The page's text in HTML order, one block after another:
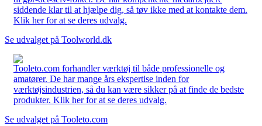
siddende klar til at hjælpe dig, så tøv ikke med at kontakte dem.
Klik her for at se deres udvalg.
Se udvalget på Toolworld.dk
Tooleto.com forhandler værktøj til både professionelle og
amatører. De har mange års ekspertise inden for
værktøjsindustrien, så du kan være sikker på at finde de bedste
produkter. Klik her for at se deres udvalg.
Se udvalget på Tooleto.com